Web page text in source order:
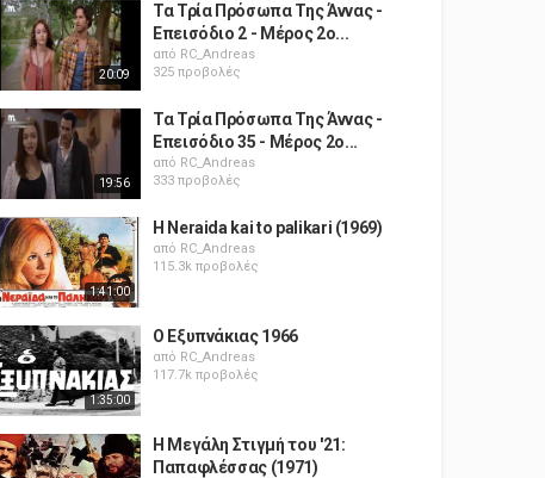
20:09
Τα Τρία Πρόσωπα Της Άννας -
Επεισόδιο 2 - Μέρος 2ο...
από RC_Andreas
325 προβολές
19:56
Τα Τρία Πρόσωπα Της Άννας -
Επεισόδιο 35 - Μέρος 2ο...
από RC_Andreas
333 προβολές
1:41:00
H Neraida kai to palikari (1969)
από RC_Andreas
115.3k προβολές
1:35:00
Ο Εξυπνάκιας 1966
από RC_Andreas
117.7k προβολές
Η Μεγάλη Στιγμή του '21:
Παπαφλέσσας (1971)